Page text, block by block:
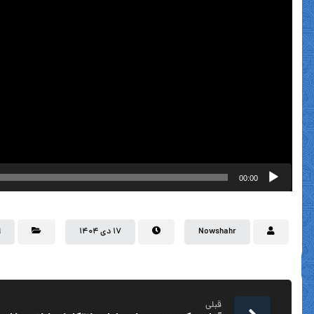
00:00
Nowshahr ۱۷ دی ۱۴۰۴
قبلی